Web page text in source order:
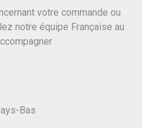
votre commande ou
notre équipe Française au
Bas